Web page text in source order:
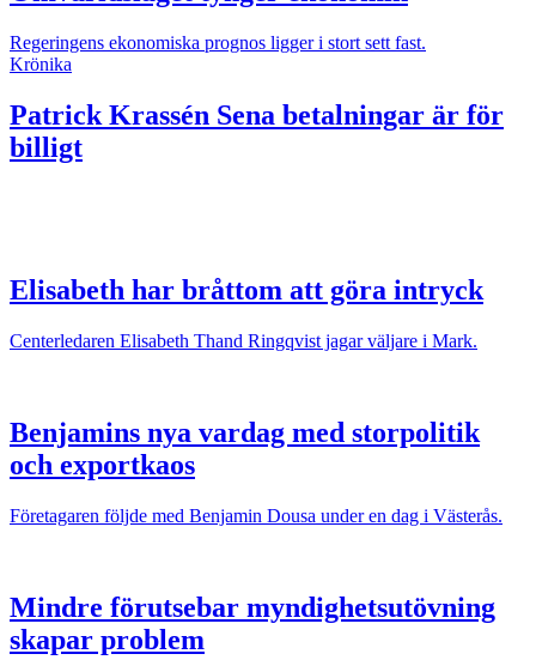
Regeringens ekonomiska prognos ligger i stort sett fast.
Krönika
Patrick Krassén Sena betalningar är för
billigt
Elisabeth har bråttom att göra intryck
Centerledaren Elisabeth Thand Ringqvist jagar väljare i Mark.
Benjamins nya vardag med storpolitik
och exportkaos
Företagaren följde med Benjamin Dousa under en dag i Västerås.
Mindre förutsebar myndighetsutövning
skapar problem